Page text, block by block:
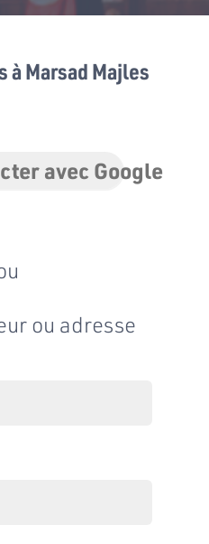
à Marsad Majles
avec Google
ou adresse